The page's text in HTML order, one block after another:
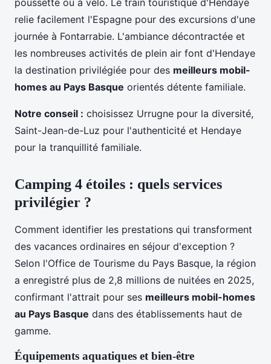
relie facilement l'Espagne pour des excursions d'une
journée à Fontarrabie. L'ambiance décontractée et
les nombreuses activités de plein air font d'Hendaye
la destination privilégiée pour des meilleurs mobil-
homes au Pays Basque orientés détente familiale.
Notre conseil : choisissez Urrugne pour la diversité,
Saint-Jean-de-Luz pour l'authenticité et Hendaye
pour la tranquillité familiale.
Camping 4 étoiles : quels services
privilégier ?
Comment identifier les prestations qui transforment
des vacances ordinaires en séjour d'exception ?
Selon l'Office de Tourisme du Pays Basque, la région
a enregistré plus de 2,8 millions de nuitées en 2025,
confirmant l'attrait pour ses meilleurs mobil-homes
au Pays Basque dans des établissements haut de
gamme.
Équipements aquatiques et bien-être